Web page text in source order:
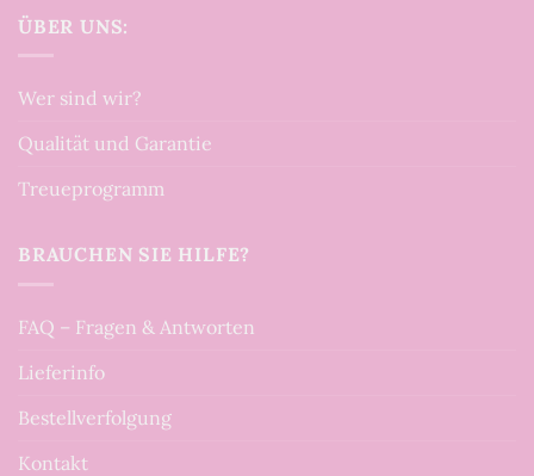
ÜBER UNS:
Wer sind wir?
Qualität und Garantie
Treueprogramm
BRAUCHEN SIE HILFE?
FAQ – Fragen & Antworten
Lieferinfo
Bestellverfolgung
Kontakt